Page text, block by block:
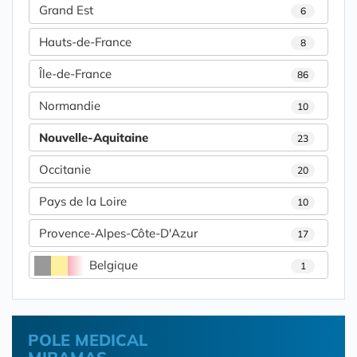
Grand Est 6
Hauts-de-France 8
Île-de-France 86
Normandie 10
Nouvelle-Aquitaine 23
Occitanie 20
Pays de la Loire 10
Provence-Alpes-Côte-D'Azur 17
Belgique 1
POLE MEDICAL